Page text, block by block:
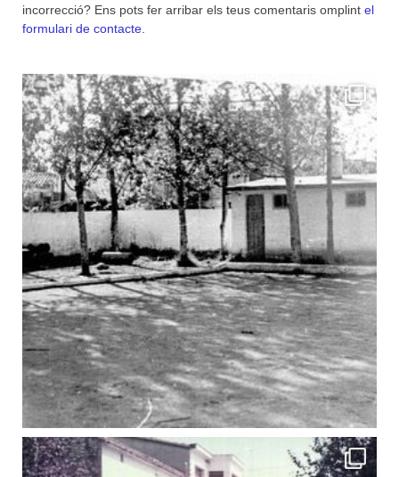
incorrecció? Ens pots fer arribar els teus comentaris omplint el
formulari de contacte